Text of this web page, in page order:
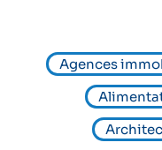
Agences